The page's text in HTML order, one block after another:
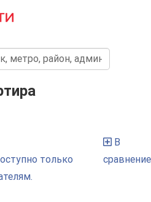
только
В
сравнение